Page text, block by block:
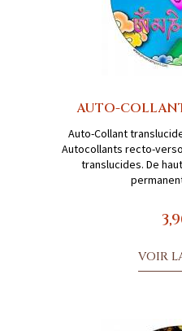
AUTO-
Auto-Collant
Autocollants recto-
translucides. De
VOIR